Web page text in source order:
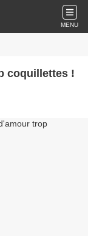
MENU
coquillettes !